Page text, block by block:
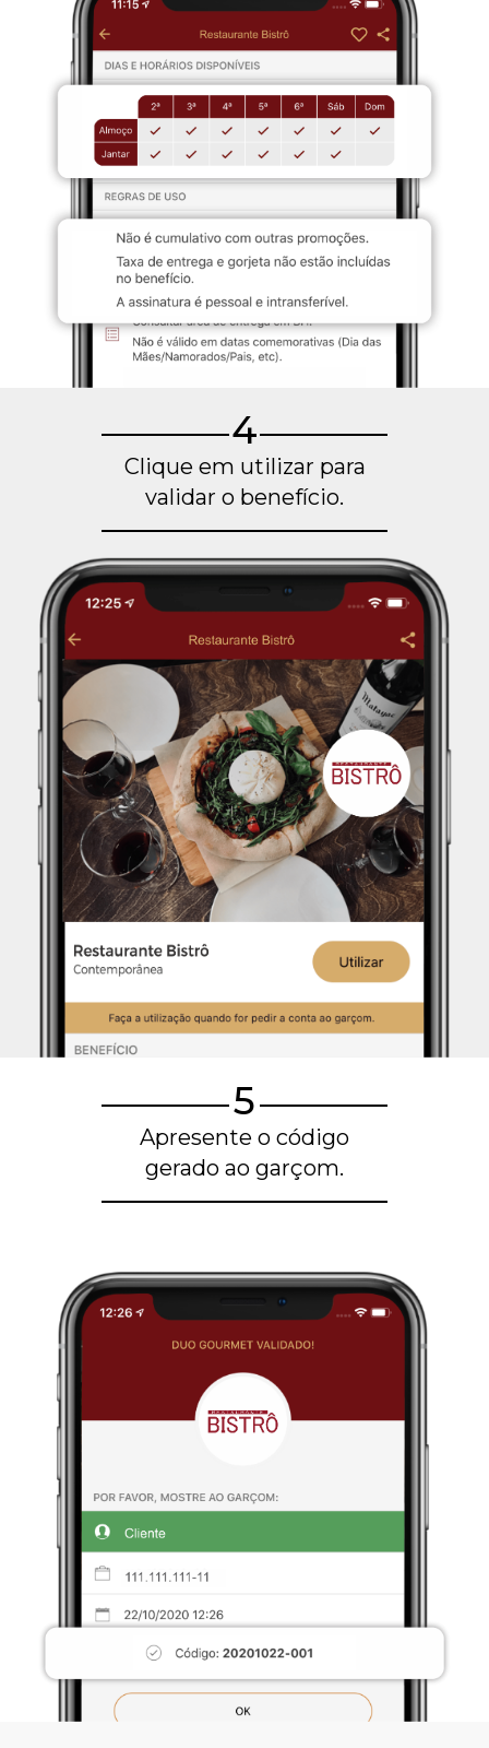
4
Clique em utilizar para
validar o benefício.
5
Apresente o código
gerado ao garçom.